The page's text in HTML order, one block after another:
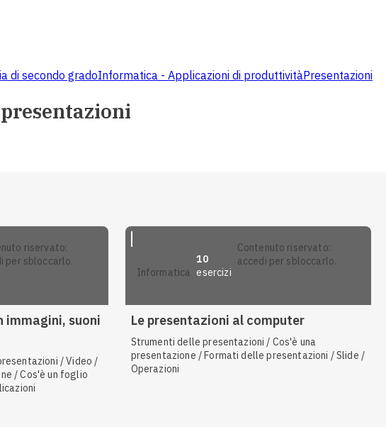
di secondo gradoInformatica - Applicazioni di produttivitàPresentazioni
per sbloccarlo.
immagini, suoni
/ Video /
/ Cos'è un foglio
informatica
10
esercizi
contenuto riservato:
accedi per sbloccarlo.
Le presentazioni al computer
Strumenti delle presentazioni / Cos'è una
presentazione / Formati delle presentazioni / Slide /
Operazioni